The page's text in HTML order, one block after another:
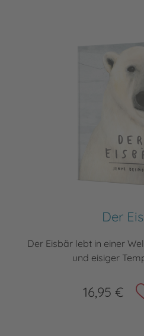
Der
Der Eisbär lebt in einer
und eisiger
16,95 €